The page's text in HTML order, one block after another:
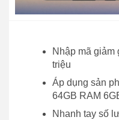
Nhập mã giảm
triệu
Áp dụng sản
64GB RAM
Nhanh tay số